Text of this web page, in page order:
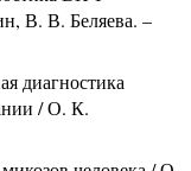
В. В. Беляева. –
диагностика
/ О. К.